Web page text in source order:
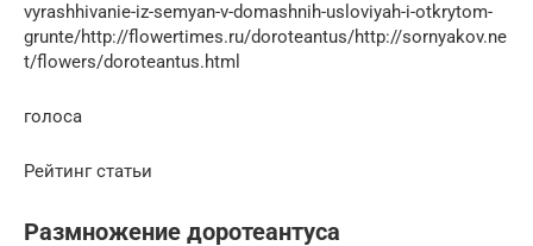
vyrashhivanie-iz-semyan-v-domashnih-usloviyah-i-otkrytom-
grunte/http://flowertimes.ru/doroteantus/http://sornyakov.ne
t/flowers/doroteantus.html
голоса
Рейтинг статьи
Размножение доротеантуса